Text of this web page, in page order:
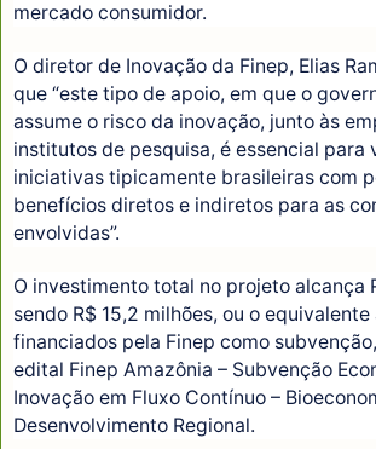
mercado consumidor.
O diretor de Inovação da Finep, Elias
que “este tipo de apoio, em que o
assume o risco da inovação, junto às
institutos de pesquisa, é essencial para
iniciativas tipicamente brasileiras com
benefícios diretos e indiretos para as
envolvidas”.
O investimento total no projeto alcança
sendo R$ 15,2 milhões, ou o equivalente
financiados pela Finep como
edital Finep Amazônia – Subvenção
Inovação em Fluxo Contínuo –
Desenvolvimento Regional.